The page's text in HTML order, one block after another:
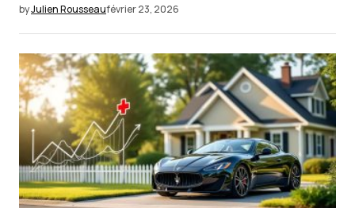
byJulien Rousseaufévrier 23, 2026